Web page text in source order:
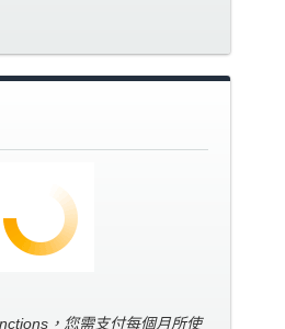
，您需支付每個月所使